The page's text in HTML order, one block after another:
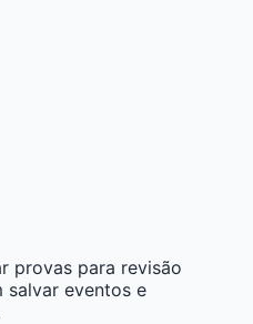
provas para revisão
salvar eventos e